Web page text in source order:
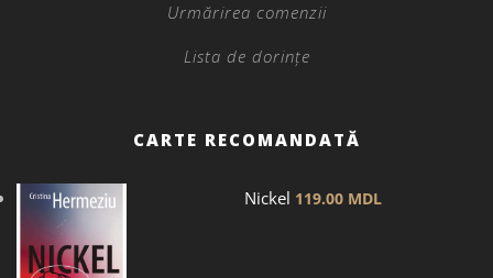
Urmărirea comenzii
Lista de dorințe
CARTE RECOMANDATĂ
Nickel 119.00 MDL